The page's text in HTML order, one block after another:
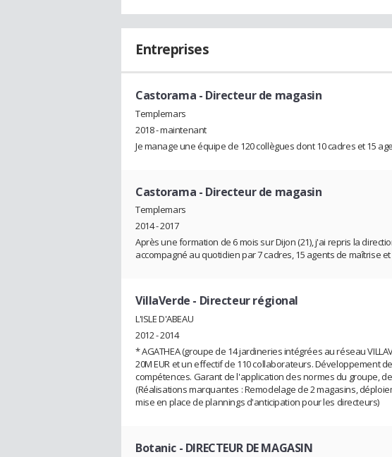
Entreprises
Castorama - Directeur de magasin
Templemars
2018 - maintenant
Je manage une équipe de 120 collègues dont 10 cadres et 15
Castorama - Directeur de magasin
Templemars
2014 - 2017
Après une formation de 6 mois sur Dijon (21), j'ai repris la
accompagné au quotidien par 7 cadres, 15 agents de maîtrise
VillaVerde - Directeur régional
L'ISLE D'ABEAU
2012 - 2014
* AGATHEA (groupe de 14 jardineries intégrées au réseau
20M EUR et un effectif de 110 collaborateurs. Développement
compétences. Garant de l'application des normes du groupe,
(Réalisations marquantes : Remodelage de 2 magasins,
mise en place de plannings d'anticipation pour les directeurs)
Botanic - DIRECTEUR DE MAGASIN